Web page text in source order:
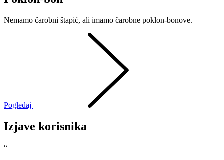
Nemamo čarobni štapić, ali imamo čarobne poklon-bonove.
Pogledaj
Izjave korisnika
“